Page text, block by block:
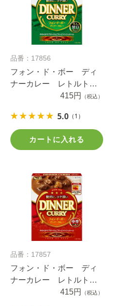
品番：17856
フォン・ド・ボー ディ
ナーカレー レトルト
甘口 ２００ｇ415円 （税込）
5.0 （1）
カートに入れる
品番：17857
フォン・ド・ボー ディ
ナーカレー レトルト
中辛 ２００ｇ415円 （税込）